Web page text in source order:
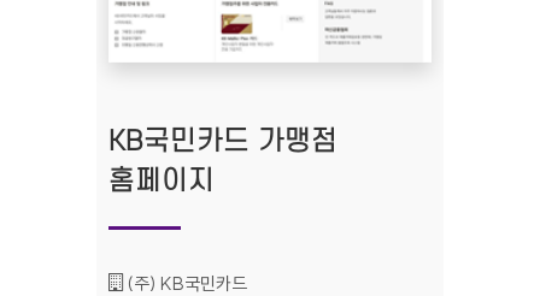
KB국민카드 가맹점
홈페이지
기관명 :
(주) KB국민카드